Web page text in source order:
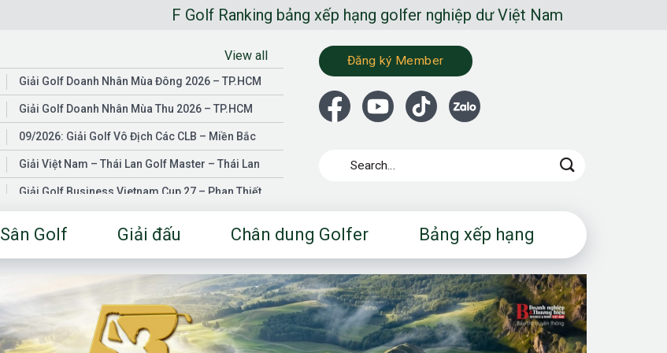
F Golf Ranking bảng xếp hạng golfer nghiệp dư Việt Nam
View all
Giải Golf Doanh Nhân Mùa Đông 2026 – TP.HCM
Giải Golf Doanh Nhân Mùa Thu 2026 – TP.HCM
09/2026: Giải Golf Vô Địch Các CLB – Miền Bắc
Giải Việt Nam – Thái Lan Golf Master – Thái Lan
Giải Golf Business Vietnam Cup 27 – Phan Thiết
Fgolf Open Championship – Tây Ninh
Golf Business Vietnam Cup 25
Đăng ký Member
Sân Golf Giải đấu Chân dung Golfer Bảng xếp hạng